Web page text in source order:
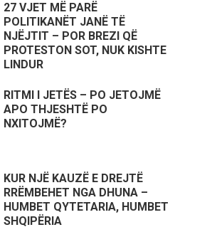
27 VJET MË PARË
POLITIKANËT JANË TË
NJËJTIT – POR BREZI QË
PROTESTON SOT, NUK KISHTE
LINDUR
RITMI I JETËS – PO JETOJMË
APO THJESHTË PO
NXITOJMË?
KUR NJË KAUZË E DREJTË
RRËMBEHET NGA DHUNA –
HUMBET QYTETARIA, HUMBET
SHQIPËRIA